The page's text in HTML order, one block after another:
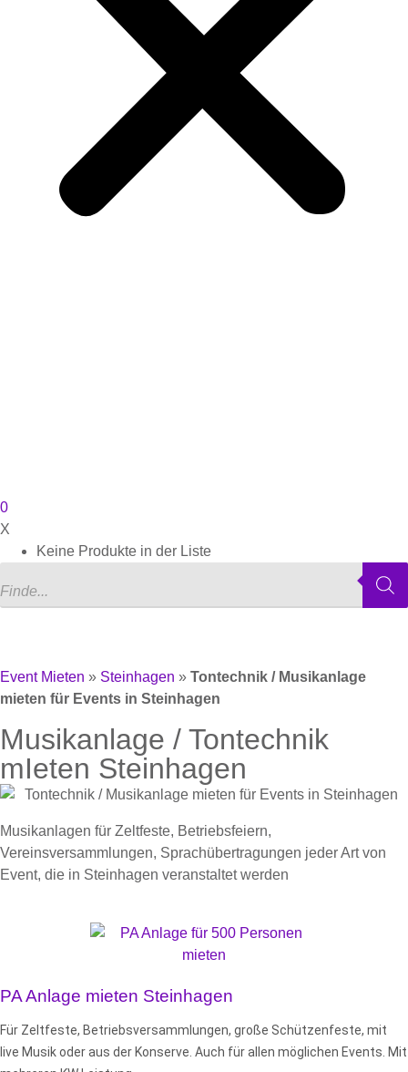
0
X
Keine Produkte in der Liste
Event Mieten » Steinhagen » Tontechnik / Musikanlage
mieten für Events in Steinhagen
Musikanlage / Tontechnik
mIeten Steinhagen
Musikanlagen für Zeltfeste, Betriebsfeiern,
Vereinsversammlungen, Sprachübertragungen jeder Art von
Event, die in Steinhagen veranstaltet werden
PA Anlage mieten Steinhagen
Für Zeltfeste, Betriebsversammlungen, große Schützenfeste, mit
live Musik oder aus der Konserve. Auch für allen möglichen Events . Mit